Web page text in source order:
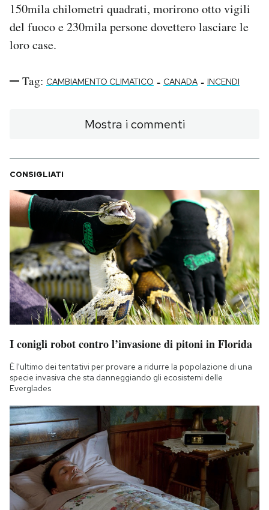
150mila chilometri quadrati, morirono otto vigili
del fuoco e 230mila persone dovettero lasciare le
loro case.
Tag: CAMBIAMENTO CLIMATICO - CANADA - INCENDI
Mostra i commenti
CONSIGLIATI
I conigli robot contro l’invasione di pitoni in Florida
È l'ultimo dei tentativi per provare a ridurre la popolazione di una
specie invasiva che sta danneggiando gli ecosistemi delle
Everglades